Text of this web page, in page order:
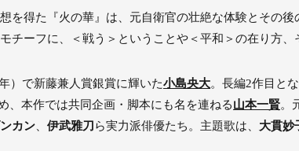
を得た『火の華』は、元自衛官の壮絶な体験とその
チーフに、＜戦う＞ということや＜平和＞の在り方、
）で新藤兼人賞銀賞に輝いた小島央大。長編2作目と
、本作では共同企画・脚本にも名を連ねる山本一賢。
カン 伊武雅刀 ら実力派俳優たち。主題歌は、 大貫妙